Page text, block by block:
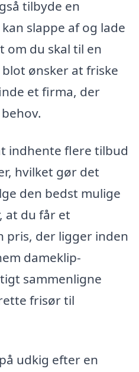
tilbyde en
slappe af og lade
om du skal til en
ønsker at friske
et firma, der
indhente flere tilbud
hvilket gør det
den bedst mulige
at du får et
pris, der ligger inden
dameklip-
sammenligne
frisør til
udkig efter en